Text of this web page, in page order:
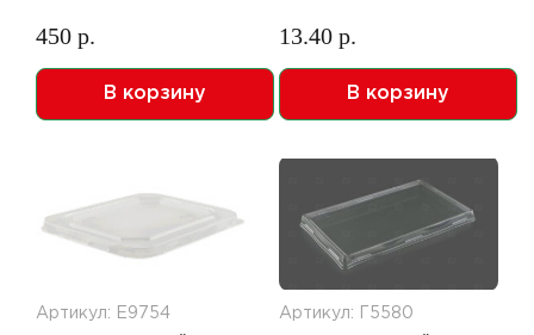
450 р.
В корзину
13.40 р.
В корзину
Артикул: Е9754
Артикул: Г5580